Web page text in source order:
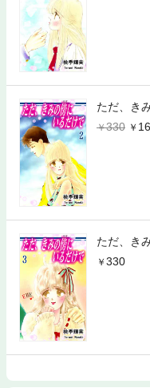
ただ、き
330
ただ、き
330